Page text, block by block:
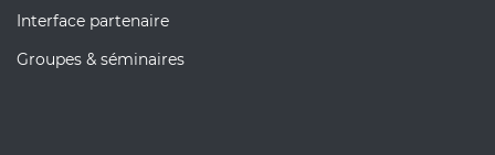
Interface partenaire
Groupes & séminaires